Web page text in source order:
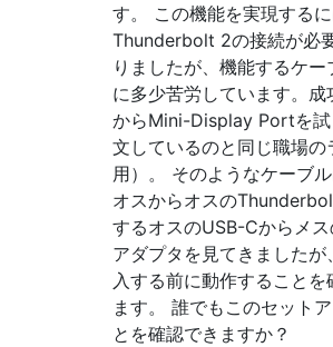
す。 この機能を実現する
Thunderbolt 2の接続が必
りましたが、機能するケ
に多少苦労しています。
からMini-Display Portを試
文しているのと同じ職場の
用）。 そのようなケーブ
オスからオスの
するオスのUSB-Cからメ
アダプタを見てきました
入する前に動作すること
ます。 誰でもこのセット
とを確認できますか？